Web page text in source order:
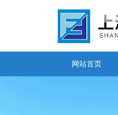
网站首页